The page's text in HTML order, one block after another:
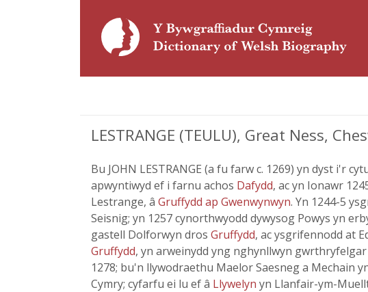
LESTRANGE (TEULU), Great Ness,
Bu JOHN LESTRANGE (a fu farw c. 1269) yn dyst i'r
apwyntiwyd ef i farnu achos Dafydd, ac yn Ionawr
Lestrange, â Gruffydd ap Gwenwynwyn. Yn 1244-5
Seisnig; yn 1257 cynorthwyodd dywysog Powys yn
gastell Dolforwyn dros Gruffydd, ac ysgrifennodd at
Gruffydd, yn arweinydd yng nghynllwyn gwrthryfelgar
1278; bu'n llywodraethu Maelor Saesneg a Mechain
Cymry; cyfarfu ei lu ef â Llywelyn yn Llanfair-ym-